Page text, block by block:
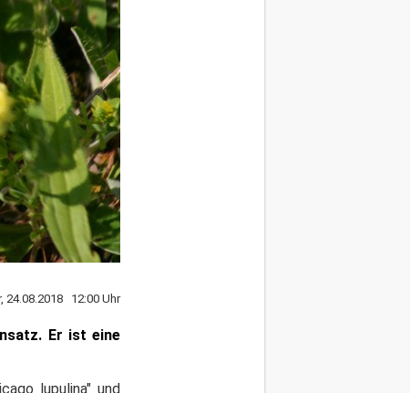
24.08.2018 12:00 Uhr
Er ist eine
lupulina" und